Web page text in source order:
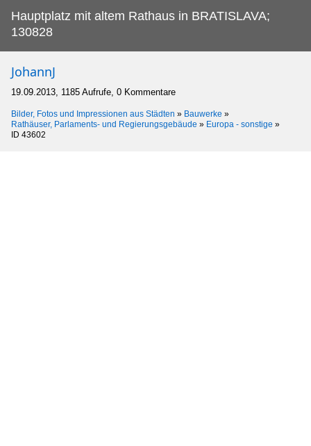
Hauptplatz mit altem Rathaus in BRATISLAVA;
130828
JohannJ
19.09.2013, 1185 Aufrufe, 0 Kommentare
Bilder, Fotos und Impressionen aus Städten » Bauwerke »
Rathäuser, Parlaments- und Regierungsgebäude » Europa - sonstige »
ID 43602